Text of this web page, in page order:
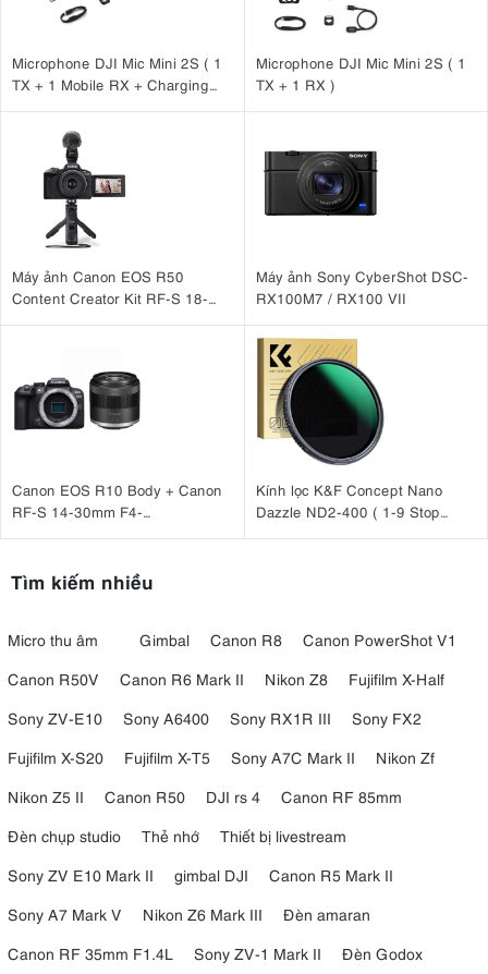
Microphone DJI Mic Mini 2S ( 1
TX + 1 Mobile RX + Charging
Microphone DJI Mic Mini 2S ( 1
TX + 1 RX )
Máy ảnh Canon EOS R50
Content Creator Kit RF-S 18-
Máy ảnh Sony CyberShot DSC-
RX100M7 / RX100 VII
Canon EOS R10 Body + Canon
RF-S 14-30mm F4-
Kính lọc K&F Concept Nano
Dazzle ND2-400 ( 1-9 Stop
Tìm kiếm nhiều
Micro thu âm Gimbal Canon R8
Canon PowerShot V1
Canon R50V
Canon R6 Mark II Nikon Z8
Fujifilm X-Half
Sony ZV-E10
Sony A6400 Sony RX1R III
Sony FX2
Fujifilm X-S20
Fujifilm X-T5 Sony A7C Mark II
Nikon Zf
Nikon Z5 II
Canon R50 DJI rs 4
Canon RF 85mm
Đèn chụp studio
Thẻ nhớ
Thiết bị livestream
Sony ZV E10 Mark II
gimbal DJI
Canon R5 Mark II
Sony A7 Mark V
Nikon Z6 Mark III
Đèn amaran
Canon RF 35mm F1.4L
Sony ZV-1 Mark II
Đèn Godox